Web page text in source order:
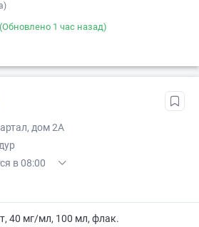
(Обновлено 1 час назад)
дом 2А
в 08:00
40 мг/мл, 100 мл, флак.